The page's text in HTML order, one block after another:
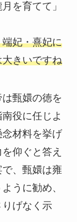
を育てて」
妃・熹妃に
きいですね
甄嬛の徳を
役に任じよ
材料を挙げ
仰ぐと答え
、甄嬛は雍
うに勧め、
げなく示